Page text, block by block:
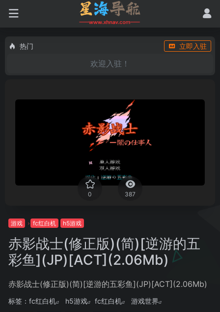
热门 立即入驻
欢迎入驻！
0 387
游戏 fc红白机 h5游戏
赤影战士(修正版)(简)[逆游的五
彩鱼](JP)[ACT](2.06Mb)
赤影战士(修正版)(简)[逆游的五彩鱼](JP)[ACT](2.06Mb)
标签： fc红白机 h5游戏 fc红白机
游戏世界